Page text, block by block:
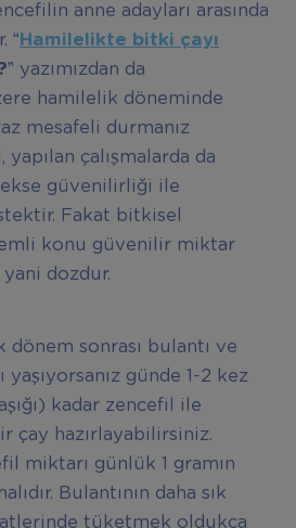
anne adayları arasında
“Hamilelikte bitki çayı
yazımızdan da
hamilelik döneminde
mesafeli durmanız
çalışmalarda da
güvenilirliği ile
Fakat bitkisel
konu güvenilir miktar
yani dozdur.
dönem sonrası bulantı ve
yaşıyorsanız günde 1-2 kez
kadar zencefil ile
çay hazırlayabilirsiniz.
miktarı günlük 1 gramın
Bulantının daha sık
tüketmek oldukça